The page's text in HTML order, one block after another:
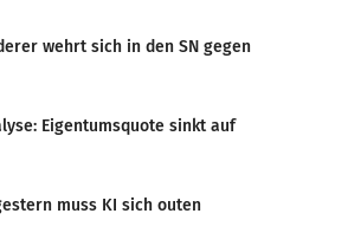
wehrt sich in den SN gegen
Eigentumsquote sinkt auf
muss KI sich outen